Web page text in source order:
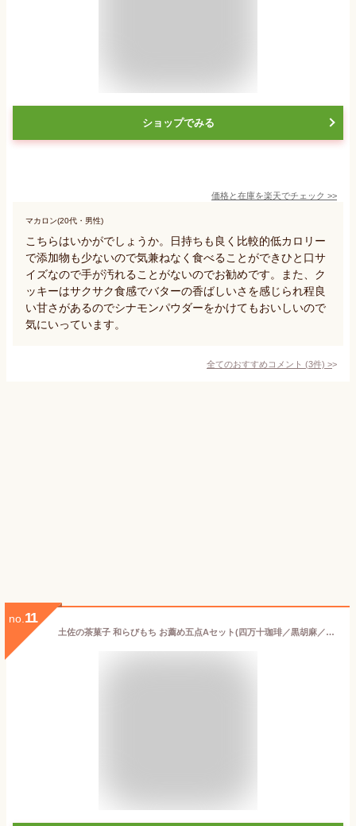
ショップでみる
価格と在庫を楽天でチェック >>
マカロン(20代・男性)
こちらはいかがでしょうか。日持ちも良く比較的低カロリー
で添加物も少ないので気兼ねなく食べることができひと口サ
イズなので手が汚れることがないのでお勧めです。また、ク
ッキーはサクサク食感でバターの香ばしいさを感じられ程良
い甘さがあるのでシナモンパウダーをかけてもおいしいので
気にいっています。
全てのおすすめコメント (3件) >
no. 11
土佐の茶菓子 和らびもち お薦め五点Aセット(四万十珈琲／黒胡麻／煎りきな粉／馬路柚子／四万栗)140g×5個 2019年高知うまいもんグランプリ第一位 八千萬ず ギフト のし対応可